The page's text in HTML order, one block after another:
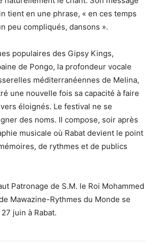
tient en une phrase, « en ces temps
peu compliqués, dansons ».
populaires des Gipsy Kings,
de Pongo, la profondeur vocale
méditerranéennes de Melina,
une nouvelle fois sa capacité à faire
éloignés. Le festival ne se
des noms. Il compose, soir après
musicale où Rabat devient le point
de rythmes et de publics
Patronage de S.M. le Roi Mohammed
Mawazine-Rythmes du Monde se
juin à Rabat.